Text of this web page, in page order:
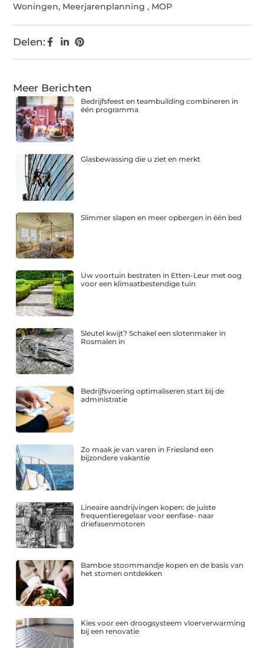
Woningen, Meerjarenplanning , MOP
Delen:
Meer Berichten
Bedrijfsfeest en teambuilding combineren in
één programma
Glasbewassing die u ziet en merkt
Slimmer slapen en meer opbergen in één bed
Uw voortuin bestraten in Etten-Leur met oog
voor een klimaatbestendige tuin
Sleutel kwijt? Schakel een slotenmaker in
Rosmalen in
Bedrijfsvoering optimaliseren start bij de
administratie
Zo maak je van varen in Friesland een
bijzondere vakantie
Lineaire aandrijvingen kopen: de juiste
frequentieregelaar voor eenfase- naar
driefasenmotoren
Bamboe stoommandje kopen en de basis van
het stomen ontdekken
Kies voor een droogsysteem vloerverwarming
bij een renovatie